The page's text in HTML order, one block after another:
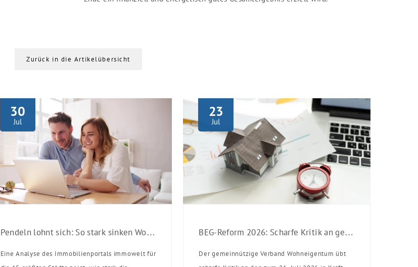
Zurück in die Artikelübersicht
30
Jul
Pendeln lohnt sich: So stark sinken Wohnungspreise im Umland
Eine Analyse des Immobilienportals immowelt für
23
Jul
BEG-Reform 2026: Scharfe Kritik an gekürzten Sanierungsförderungen
Der gemeinnützige Verband Wohneigentum übt